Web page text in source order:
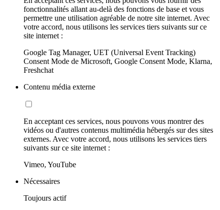
fonctionnalités allant au-delà des fonctions de base et vous
permettre une utilisation agréable de notre site internet. Avec
votre accord, nous utilisons les services tiers suivants sur ce
site internet :
Google Tag Manager, UET (Universal Event Tracking)
Consent Mode de Microsoft, Google Consent Mode, Klarna,
Freshchat
Contenu média externe
En acceptant ces services, nous pouvons vous montrer des
vidéos ou d'autres contenus multimédia hébergés sur des sites
externes. Avec votre accord, nous utilisons les services tiers
suivants sur ce site internet :
Vimeo, YouTube
Nécessaires
Toujours actif